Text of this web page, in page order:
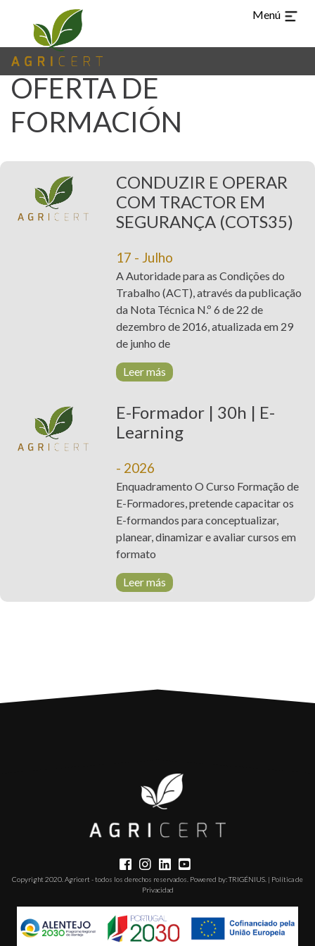
Menú
TUR CHI ARA EN PT
ES
IDIOMAS
HOME (CURRENT)
CONTROL Y
CERTIFICACIÓN
PLATAFORMA
DE E-
T. +351 268 625 026 | F.
+351 268 626 546 | E.
agricert@agricert.pt
OFERTA DE
FORMACIÓN
CONDUZIR E OPERAR
COM TRACTOR EM
SEGURANÇA (COTS35)
17 - Julho
A Autoridade para as Condições do
Trabalho (ACT), através da publicação
da Nota Técnica N.º 6 de 22 de
dezembro de 2016, atualizada em 29
de junho de
Leer más
E-Formador | 30h | E-
Learning
- 2026
Enquadramento O Curso Formação de
E-Formadores, pretende capacitar os
E-formandos para conceptualizar,
planear, dinamizar e avaliar cursos em
formato
Leer más
Copyright 2020. Agricert - todos los derechos reservados. Powered by:TRIGÉNIUS . | Política de
Privacidad